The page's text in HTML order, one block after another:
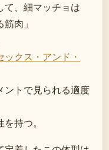
て、細マッチョは
肉」
ックス・アンド・
ントで見られる適度
持つ。